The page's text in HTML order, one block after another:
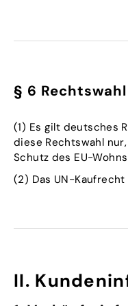
§ 6 Rechtswahl
(1) Es gilt deutsches
diese Rechtswahl
Schutz des EU-
(2) Das UN-
II.